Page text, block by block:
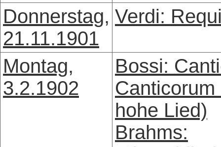
Donnerstag,
21.11.1901
Verdi:
Montag,
3.2.1902
Bossi:
Canticorum
hohe Lied)
Brahms: